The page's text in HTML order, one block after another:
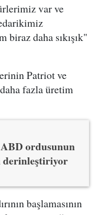
var ve
biraz daha sıkışık"
Patriot ve
fazla üretim
ABD ordusunun
başlamasının